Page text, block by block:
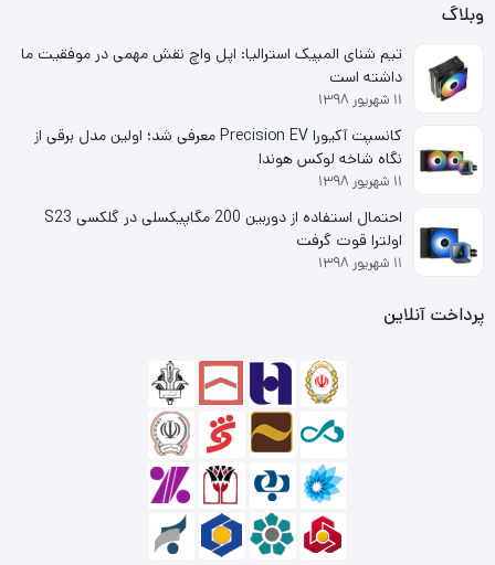
وبلاگ
تیم شنای المپیک استرالیا: اپل واچ نقش مهمی در موفقیت ما
داشته است
۱۱ شهریور ۱۳۹۸
کانسپت آکیورا Precision EV معرفی شد؛ اولین مدل برقی از
نگاه شاخه لوکس هوندا
۱۱ شهریور ۱۳۹۸
احتمال استفاده از دوربین 200 مگاپیکسلی در گلکسی S23
اولترا قوت گرفت
۱۱ شهریور ۱۳۹۸
پرداخت آنلاین